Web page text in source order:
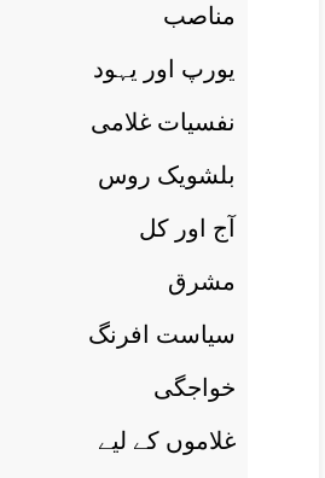
مناصب
يورپ اور يہود
نفسيات غلامی
بلشويک روس
آج اور کل
مشرق
سياست افرنگ
خواجگی
غلاموں کے ليے